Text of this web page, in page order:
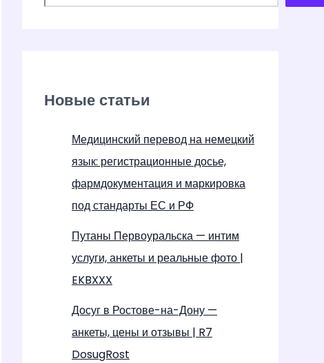
Новые статьи
Медицинский перевод на немецкий
язык: регистрационные досье,
фармдокументация и маркировка
под стандарты ЕС и РФ
Путаны Первоуральска — интим
услуги, анкеты и реальные фото |
EKBXXX
Досуг в Ростове-на-Дону —
анкеты, цены и отзывы | R7
DosugRost